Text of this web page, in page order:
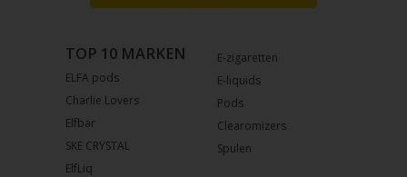
E-zigaretten
E-liquids
Pods
Clearomizers
Spulen
TOP 10 MARKEN
ELFA pods
Charlie Lovers
Elfbar
SKE CRYSTAL
ElfLiq